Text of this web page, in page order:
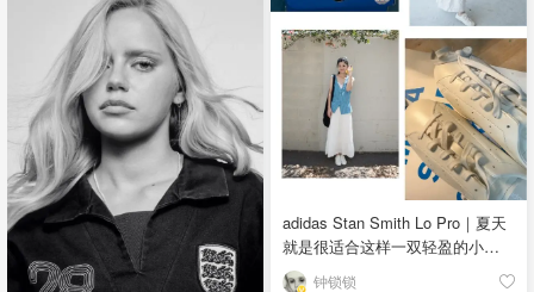
adidas Stan Smith Lo Pro｜夏天
就是很适合这样一双轻盈的小白
鞋
钟锁锁